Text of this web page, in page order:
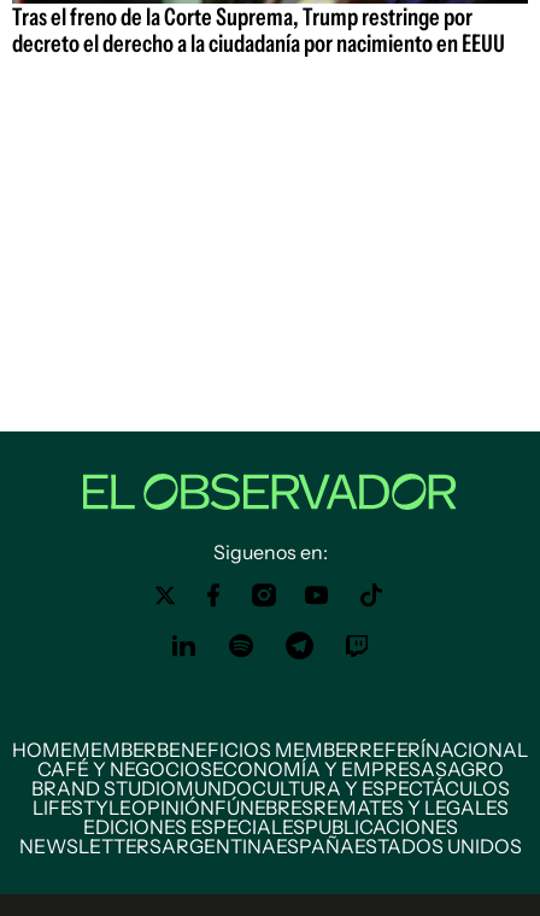
Tras el freno de la Corte Suprema, Trump restringe por
decreto el derecho a la ciudadanía por nacimiento en EEUU
Siguenos en:
HOMEMEMBERBENEFICIOS MEMBERREFERÍNACIONAL
CAFÉ Y NEGOCIOSECONOMÍA Y EMPRESASAGRO
BRAND STUDIOMUNDOCULTURA Y ESPECTÁCULOS
LIFESTYLEOPINIÓNFÚNEBRESREMATES Y LEGALES
EDICIONES ESPECIALESPUBLICACIONES
NEWSLETTERSARGENTINAESPAÑAESTADOS UNIDOS